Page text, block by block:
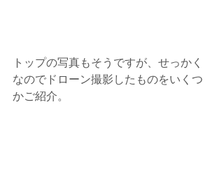
トップの写真もそうですが、せっかく
なのでドローン撮影したものをいくつ
かご紹介。